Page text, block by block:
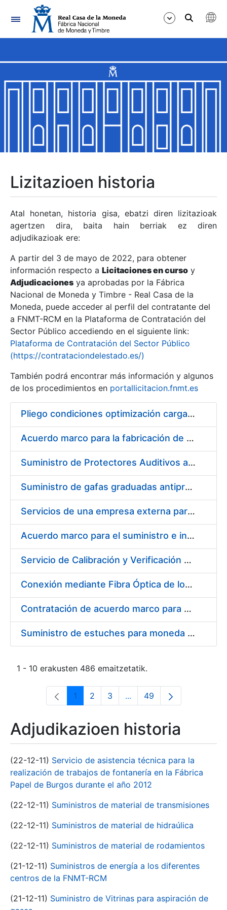
Nabigazioa
Erakutsi/Ezkutatu
Erakutsi/Ezkutatu
Erakutsi/Ezkutatu
Erakutsi/Ezkutatu
Erakutsi/Ezkutatu
Erakutsi/Ezkutatu
Erakutsi/Ezkutatu
Erakutsi/Ezkutatu
Lizitazioen historia
Atal honetan, historia gisa, ebatzi diren lizitazioak
agertzen dira, baita hain berriak ez diren
adjudikazioak ere:
A partir del 3 de mayo de 2022, para obtener
información respecto a Licitaciones en curso y
Adjudicaciones ya aprobadas por la Fábrica
Nacional de Moneda y Timbre - Real Casa de la
Moneda, puede acceder al perfil del contratante del
a FNMT-RCM en la Plataforma de Contratación del
Sector Público accediendo en el siguiente link:
Plataforma de Contratación del Sector Público
(https://contrataciondelestado.es/)
También podrá encontrar más información y algunos
de los procedimientos en portallicitacion.fnmt.es
Pliego condiciones optimización cargas compras firmado
Acuerdo marco para la fabricación de piezas
Suministro de Protectores Auditivos a medida para las personas trabajadoras de los Centros de Trabajo de Madrid y Burgos
Suministro de gafas graduadas antiproyecciones para los trabajadores de la FNMT-RCM en los centros de trabajo de Madrid y Burgos
Servicios de una empresa externa para el asesoramiento y resolución de los recursos de alzada que se presentan relacionados con procesos de selección para la FNMT-RCM
Acuerdo marco para el suministro e instalación de persianas, estores y otros complementos
Servicio de Calibración y Verificación Externa de los Equipos de Medición del Servicio de Prevención de la FNMT-RCM
Conexión mediante Fibra Óptica de los Centros de Proceso de Datos (CPDs) de las sedes de la FNMT-RCM de Burgos y Madrid
Contratación de acuerdo marco para el Suministro de Material de Electricidad para la Fábrica Nacional de Moneda y Timbre-Real Casa de la Moneda en su centro de trabajo de Burgos
Suministro de estuches para moneda de 30 €
1 - 10 erakusten 486 emaitzetatik.
Orrialdea
1 Orrialdea
2 Orrialdea
3 ...Intermediate Pages Use
Orrialdea
49
Adjudikazioen historia
(22-12-11) Servicio de asistencia técnica para la
realización de trabajos de fontanería en la Fábrica
Papel de Burgos durante el año 2012
(22-12-11) Suministros de material de transmisiones
(22-12-11) Suministros de material de hidraúlica
(22-12-11) Suministros de material de rodamientos
(21-12-11) Suministros de energía a los diferentes
centros de la FNMT-RCM
(21-12-11) Suministro de Vitrinas para aspiración de